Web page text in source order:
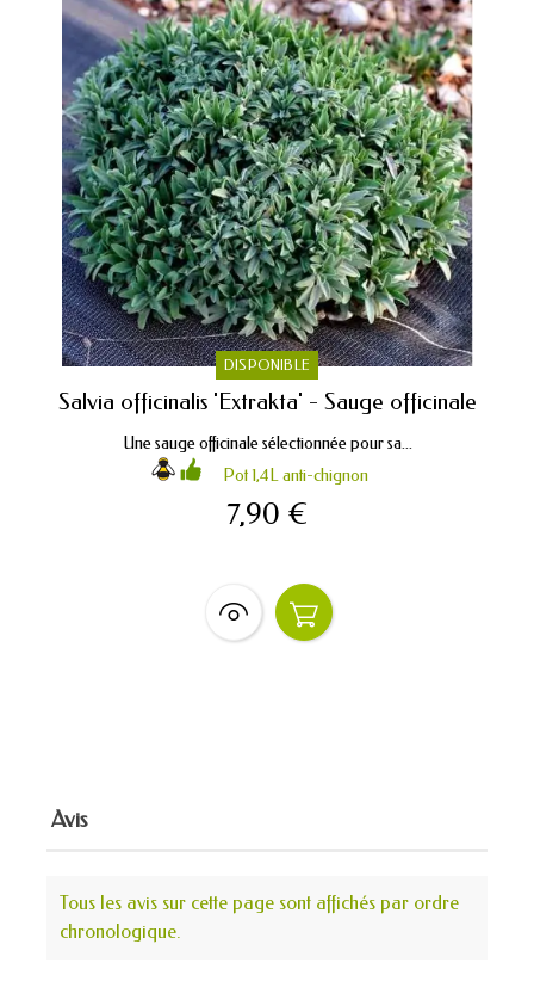
DISPONIBLE
Salvia officinalis 'Extrakta' - Sauge officinale
Une sauge officinale sélectionnée pour sa...
Pot 1,4L anti-chignon
7,90 €
Avis
Tous les avis sur cette page sont affichés par ordre
chronologique.